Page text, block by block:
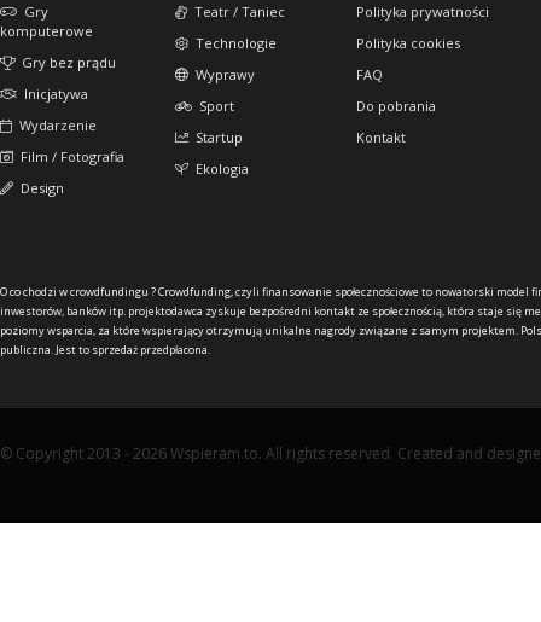
Gry
komputerowe
Gry bez prądu
Inicjatywa
Wydarzenie
Film / Fotografia
Design
Teatr / Taniec
Technologie
Wyprawy
Sport
Startup
Ekologia
Polityka prywatności
Polityka cookies
FAQ
Do pobrania
Kontakt
O co chodzi w crowdfundingu ?Crowdfunding, czyli finansowanie społecznościowe to nowatorski model
inwestorów, banków itp. projektodawca zyskuje bezpośredni kontakt ze społecznością, która staje się
poziomy wsparcia, za które wspierający otrzymują unikalne nagrody związane z samym projektem.
publiczna. Jest to sprzedaż przedpłacona.
© Copyright 2013 - 2026 Wspieram.to. All rights reserved. Created and